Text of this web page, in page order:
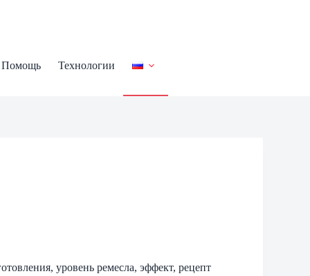
Помощь Технологии
уровень ремесла, эффект, рецепт